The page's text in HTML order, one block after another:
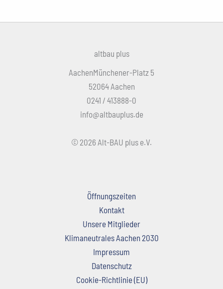
altbau plus
AachenMünchener-Platz 5
52064 Aachen
0241 / 413888-0
info@altbauplus.de
© 2026 Alt-BAU plus e.V.
Öffnungszeiten
Kontakt
Unsere Mitglieder
Klimaneutrales Aachen 2030
Impressum
Datenschutz
Cookie-Richtlinie (EU)